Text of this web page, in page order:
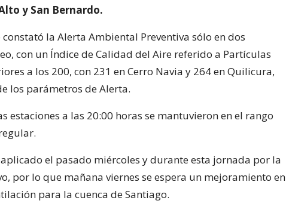
y San Bernardo.
constató la Alerta Ambiental Preventiva sólo en dos
con un Índice de Calidad del Aire referido a Partículas
a los 200, con 231 en Cerro Navia y 264 en Quilicura,
los parámetros de Alerta.
estaciones a las 20:00 horas se mantuvieron en el rango
el pasado miércoles y durante esta jornada por la
por lo que mañana viernes se espera un mejoramiento en
para la cuenca de Santiago.